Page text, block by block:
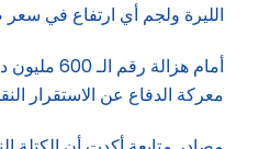
الليرة ولجم أي ارتفاع في سعر صرف الدولار، والسيطرة على
معركة الدفاع عن الاستقرار